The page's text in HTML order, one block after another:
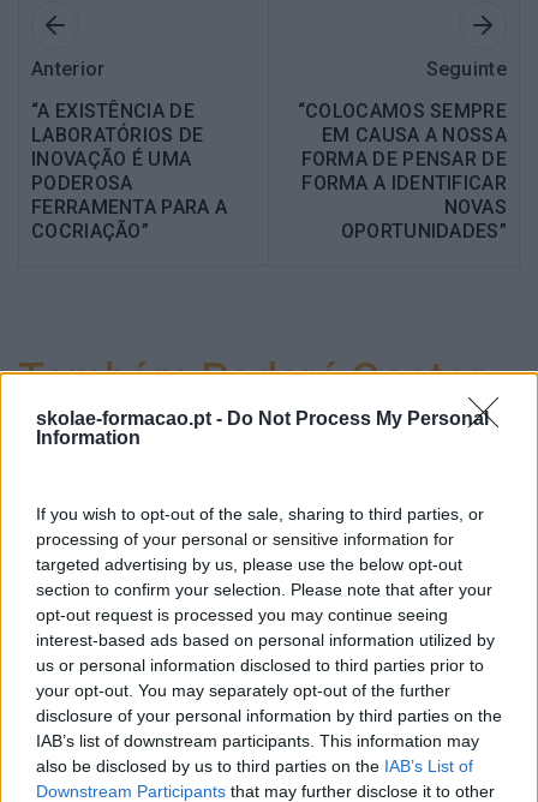
skolae-formacao.pt - Do Not Process My Personal
Information
If you wish to opt-out of the sale, sharing to third parties, or
processing of your personal or sensitive information for
targeted advertising by us, please use the below opt-out
section to confirm your selection. Please note that after your
opt-out request is processed you may continue seeing
interest-based ads based on personal information utilized by
us or personal information disclosed to third parties prior to
your opt-out. You may separately opt-out of the further
disclosure of your personal information by third parties on the
IAB’s list of downstream participants. This information may
also be disclosed by us to third parties on the IAB’s List of
Downstream Participants that may further disclose it to other
Anterior
“A EXISTÊNCIA DE
LABORATÓRIOS DE
INOVAÇÃO É UMA
PODEROSA
FERRAMENTA PARA A
COCRIAÇÃO”
Seguinte
“COLOCAMOS SEMPRE
EM CAUSA A NOSSA
FORMA DE PENSAR DE
FORMA A IDENTIFICAR
NOVAS
OPORTUNIDADES”
Também Poderá Gostar
Cultura Emocional Da
Empresa E A Relação
Com A Saúde Mental E A
Produtividade
Fazer Viver Os Valores Da
Organização Em Todas
As Gerações